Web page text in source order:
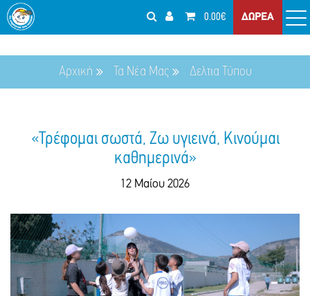
0.00€ ΔΩΡΕΑ
Αρχική Τα Νέα Μας Δελτια Τύπου
«Τρέφομαι σωστά, Ζω υγιεινά, Κινούμαι
καθημερινά»
12 Μαίου 2026